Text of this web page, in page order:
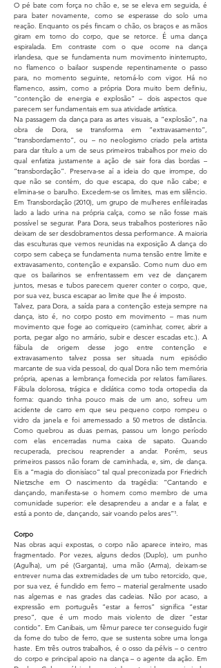
O pé bate com força no chão e, se se eleva em seguida, é
para bater novamente, como se esperasse do solo uma
reação. Enquanto os pés fincam o chão, os braços e as mãos
giram em torno do corpo, que se retorce. É uma dança
espiralada. Em contraste com o que ocorre na dança
irlandesa, que se fundamenta num movimento ininterrupto,
no flamenco o bailaor suspende repentinamente o passo
para, no momento seguinte, retomá-lo com vigor. Há no
flamenco, assim, como a própria Dora muito bem definiu,
“contenção de energia e explosão” – dois aspectos que
parecem ser fundamentais em sua atividade artística.
Na passagem da dança para as artes visuais, a “explosão”, na
obra de Dora, se transforma em “extravasamento”,
“transbordamento”, ou – no neologismo criado pela artista
para dar título a um de seus primeiros trabalhos por meio do
qual enfatiza justamente a ação de sair fora das bordas –
“transbordação”. Preserva-se aí a ideia do que irrompe, do
que não se contém, do que escapa, do que não cabe; e
elimina-se o barulho. Excedem-se os limites, mas em silêncio.
Em Transbordação (2010), um grupo de mulheres enfileiradas
lado a lado urina na própria calça, como se não fosse mais
possível se segurar. Para Dora, seus trabalhos posteriores não
deixam de ser desdobramentos dessa performance. A maioria
das esculturas que vemos reunidas na exposição A dança do
corpo sem cabeça se fundamenta numa tensão entre limite e
extravasamento, contenção e expansão. Como num duo em
que os bailarinos se enfrentassem em vez de dançarem
juntos, mesas e tubos parecem querer conter o corpo, que,
por sua vez, busca escapar ao limite que lhe é imposto.
Talvez, para Dora, a saída para a contenção esteja sempre na
dança, isto é, no corpo posto em movimento – mas num
movimento que foge ao corriqueiro (caminhar, correr, abrir a
porta, pegar algo no armário, subir e descer escadas etc.). A
fábula de origem desse jogo entre contenção e
extravasamento talvez possa ser situada num episódio
marcante de sua vida pessoal, do qual Dora não tem memória
própria, apenas a lembrança fornecida por relatos familiares.
Fábula dolorosa, trágica e didática como toda ortopedia da
forma: quando tinha pouco mais de um ano, sofreu um
acidente de carro em que seu pequeno corpo rompeu o
vidro da janela e foi arremessado a 50 metros de distância.
Como quebrou as duas pernas, passou um longo período
com elas encerradas numa caixa de sapato. Quando
recuperada, precisou reaprender a andar. Porém, seus
primeiros passos não foram de caminhada, e, sim, de dança.
Eis a “magia do dionisíaco” tal qual preconizada por Friedrich
Nietzsche em O nascimento da tragédia: “Cantando e
dançando, manifesta-se o homem como membro de uma
comunidade superior: ele desaprendeu a andar e a falar, e
está a ponto de, dançando, sair voando pelos ares”¹.
Corpo
Nas obras aqui expostas, o corpo não aparece inteiro, mas
fragmentado. Por vezes, alguns dedos (Duplo), um punho
(Agulha), um pé (Garganta), uma mão (Arma), deixam-se
entrever numa das extremidades de um tubo retorcido, que,
por sua vez, é fundido em ferro – material geralmente usado
nas algemas e nas grades das cadeias. Não por acaso, a
expressão em português “estar a ferros” significa “estar
preso”, que é um modo mais violento de dizer “estar
contido”. Em Canibais, um fêmur parece ter conseguido fugir
da fome do tubo de ferro, que se sustenta sobre uma longa
haste. Em três outros trabalhos, é o osso da pélvis – o centro
do corpo e principal apoio na dança – o agente da ação. Em